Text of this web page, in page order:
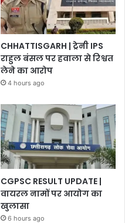
CHHATTISGARH | ट्रेनी IPS
राहुल बंसल पर हवाला से रिश्वत
लेने का आरोप
4 hours ago
CGPSC RESULT UPDATE |
वायरल नामों पर आयोग का
खुलासा
6 hours ago